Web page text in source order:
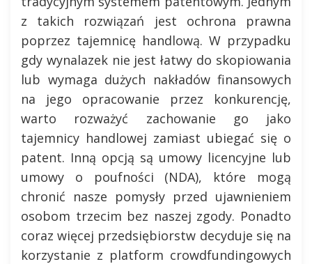
z takich rozwiązań jest ochrona prawna
poprzez tajemnicę handlową. W przypadku
gdy wynalazek nie jest łatwy do skopiowania
lub wymaga dużych nakładów finansowych
na jego opracowanie przez konkurencję,
warto rozważyć zachowanie go jako
tajemnicy handlowej zamiast ubiegać się o
patent. Inną opcją są umowy licencyjne lub
umowy o poufności (NDA), które mogą
chronić nasze pomysły przed ujawnieniem
osobom trzecim bez naszej zgody. Ponadto
coraz więcej przedsiębiorstw decyduje się na
korzystanie z platform crowdfundingowych